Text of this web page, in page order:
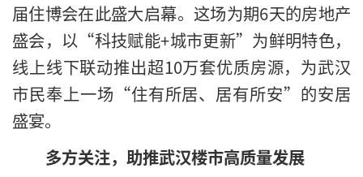
届住博会在此盛大启幕。这场为期6天的房地产
盛会，以“科技赋能+城市更新”为鲜明特色，
线上线下联动推出超10万套优质房源，为武汉
市民奉上一场“住有所居、居有所安”的安居
盛宴。
多方关注，助推武汉楼市高质量发展